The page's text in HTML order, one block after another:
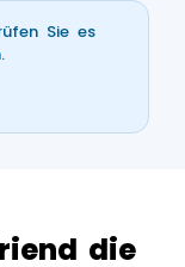
Sie es
die